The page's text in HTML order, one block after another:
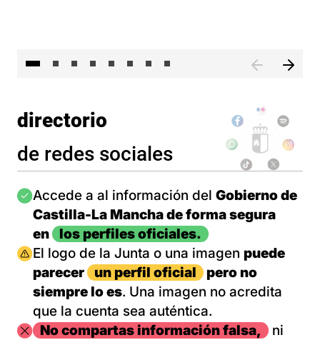
directorio
de redes sociales
Imagen
Accede a al información del Gobierno de
Castilla-La Mancha de forma segura
en
los perfiles oficiales.
Imagen
El logo de la Junta o una imagen puede
parecer
un perfil oficial
pero no
siempre lo es. Una imagen no acredita
que la cuenta sea auténtica.
ImagenNo compartas información falsa,
ni